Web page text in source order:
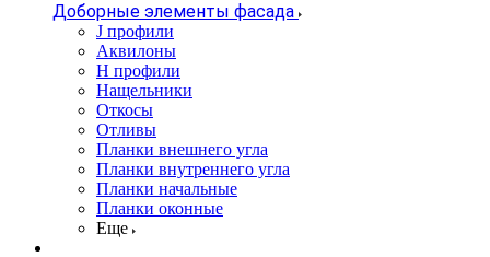
Доборные элементы фасада
J профили
Аквилоны
Н профили
Нащельники
Откосы
Отливы
Планки внешнего угла
Планки внутреннего угла
Планки начальные
Планки оконные
Еще